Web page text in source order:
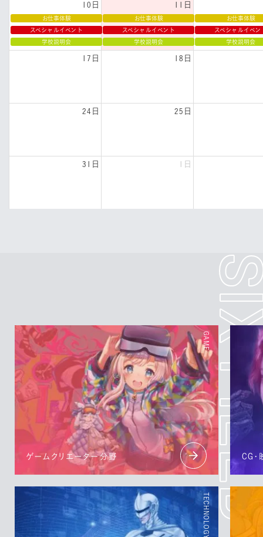
10日 11日
お仕事体験 お仕事体験
お仕事体験
スペシャルイベント
スペシャルイベント
スペシャルイベン
学校説明会
学校説明会 学校説明会
17日 18日
24日 25日
31日 1日
ゲームクリエーター分野 CG